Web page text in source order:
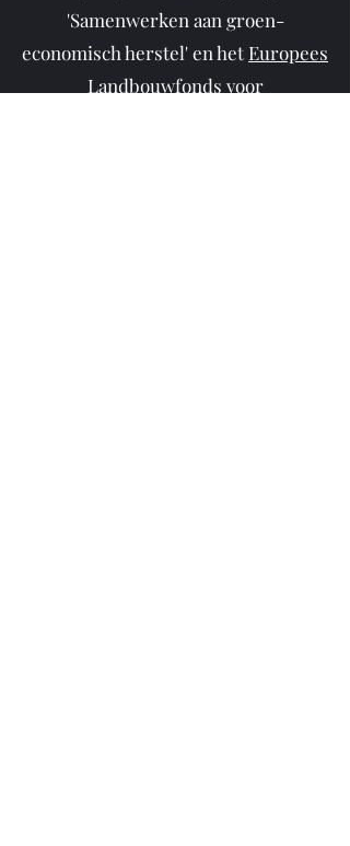
'Samenwerken aan groen-
economisch herstel' en het Europees
Landbouwfonds voor